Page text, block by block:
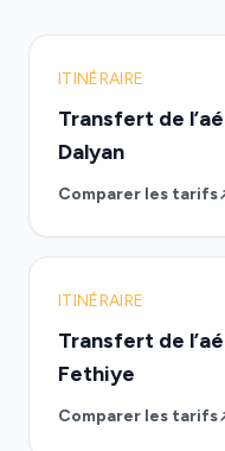
ITINÉRAIRE
Transfert de
Dalyan
Comparer les tarifs
ITINÉRAIRE
Transfert de
Fethiye
Comparer les tarifs